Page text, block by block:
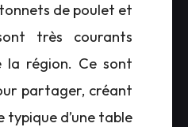
de poulet et
très courants
la région. Ce sont
partager, créant
d’une table